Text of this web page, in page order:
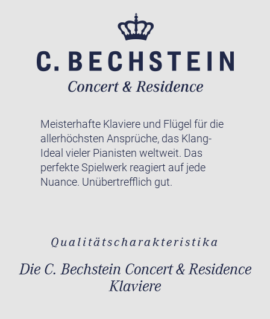
Meisterhafte Klaviere und Flügel für die
allerhöchsten Ansprüche, das Klang-
Ideal vieler Pianisten weltweit. Das
perfekte Spielwerk reagiert auf jede
Nuance. Unübertrefflich gut.
Qualitätscharakteristika
Die C. Bechstein Concert & Residence
Klaviere